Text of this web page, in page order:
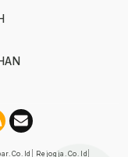
Rejogja.co.id